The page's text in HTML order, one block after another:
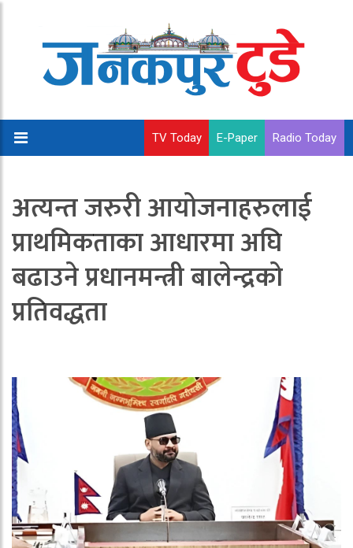
TV Today E-Paper Radio Today
अत्यन्त जरुरी आयोजनाहरुलाई
प्राथमिकताका आधारमा अघि
बढाउने प्रधानमन्त्री बालेन्द्रको
प्रतिवद्धता